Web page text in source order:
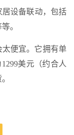
居设备联动，包括
。
便宜。它拥有单
美元（约合人